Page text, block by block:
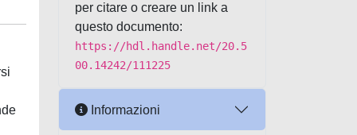
per citare o creare un link a
questo documento:
https://hdl.handle.net/20.5
00.14242/111225
Informazioni